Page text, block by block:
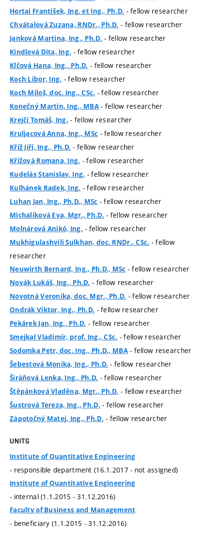
Hortai František, Ing. et Ing., Ph.D. - fellow researcher
Chvátalová Zuzana, RNDr., Ph.D. - fellow researcher
Janková Martina, Ing., Ph.D. - fellow researcher
Kindlová Dita, Ing. - fellow researcher
Klčová Hana, Ing., Ph.D. - fellow researcher
Koch Libor, Ing. - fellow researcher
Koch Miloš, doc. Ing., CSc. - fellow researcher
Konečný Martin, Ing., MBA- fellow researcher
Krejčí Tomáš, Ing. - fellow researcher
Kruljacová Anna, Ing., MSc - fellow researcher
Kříž Jiří, Ing., Ph.D. - fellow researcher
Křížová Romana, Ing. - fellow researcher
Kudelás Stanislav, Ing. - fellow researcher
Kulhánek Radek, Ing. - fellow researcher
Luhan Jan, Ing., Ph.D., MSc - fellow researcher
Michalíková Eva, Mgr., Ph.D. - fellow researcher
Molnárová Anikó, Ing. - fellow researcher
Mukhigulashvili Sulkhan, doc. RNDr., CSc. - fellow
researcher
Neuwirth Bernard, Ing., Ph.D., MSc - fellow researcher
Novák Lukáš, Ing., Ph.D. - fellow researcher
Novotná Veronika, doc. Mgr., Ph.D. - fellow researcher
Ondrák Viktor, Ing., Ph.D. - fellow researcher
Pekárek Jan, Ing., Ph.D. - fellow researcher
Smejkal Vladimír, prof. Ing., CSc. - fellow researcher
Sodomka Petr, doc. Ing., Ph.D., MBA- fellow researcher
Šebestová Monika, Ing., Ph.D. - fellow researcher
Širáňová Lenka, Ing., Ph.D. - fellow researcher
Štěpánková Vladěna, Mgr., Ph.D. - fellow researcher
Šustrová Tereza, Ing., Ph.D. - fellow researcher
Zápotočný Matej, Ing., Ph.D. - fellow researcher
UNITS
Institute of Quantitative Engineering
- responsible department (16.1.2017 - not assigned)
Institute of Quantitative Engineering
- internal (1.1.2015 - 31.12.2016)
Faculty of Business and Management
- beneficiary (1.1.2015 - 31.12.2016)